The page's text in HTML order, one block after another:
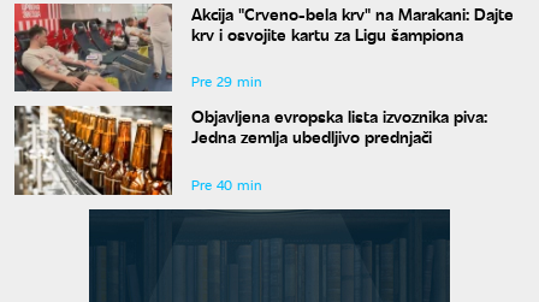
Akcija "Crveno-bela krv" na Marakani: Dajte
krv i osvojite kartu za Ligu šampiona
Pre 29 min
Objavljena evropska lista izvoznika piva:
Jedna zemlja ubedljivo prednjači
Pre 40 min